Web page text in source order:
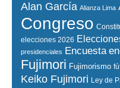
Alan García Alianza Lima
Congreso
elecciones 2026
presidenciales Encuesta
Fujimori Fujimorismo
Keiko Fujimori Ley de